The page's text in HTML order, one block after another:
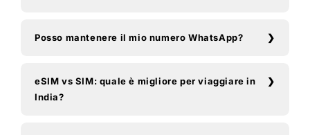
Posso mantenere il mio numero WhatsApp?
eSIM vs SIM: quale è migliore per viaggiare in
India?